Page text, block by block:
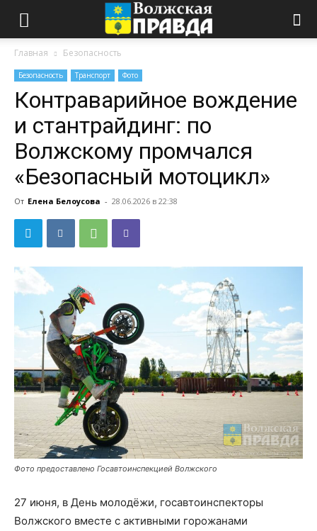
Главная Безопасность
Безопасность Транспорт Фото
Контраварийное вождение
и стантрайдинг: по
Волжскому промчался
«Безопасный мотоцикл»
От Елена Белоусова - 28.06.2026 в 22:38
Фото предоставлено Госавтоинспекцией Волжского
27 июня, в День молодёжи, госавтоинспекторы
Волжского вместе с активными горожанами